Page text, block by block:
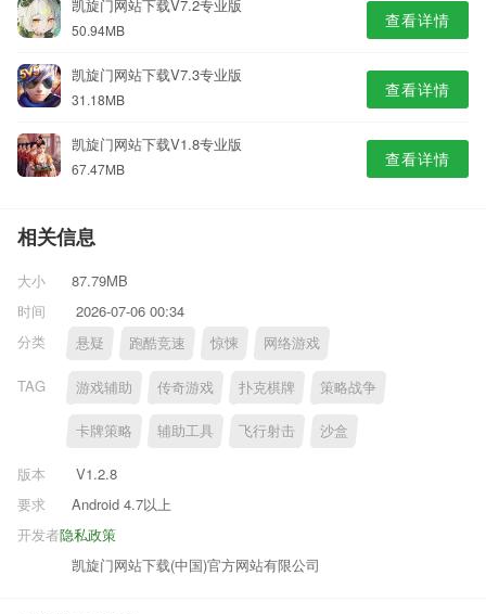
凯旋门网站下载V7.2专业版
50.94MB 查看详情
凯旋门网站下载V7.3专业版
31.18MB 查看详情
凯旋门网站下载V1.8专业版
67.47MB 查看详情
相关信息
大小
87.79MB
时间
2026-07-06 00:34
分类
悬疑 跑酷竞速 惊悚 网络游戏
TAG 游戏辅助 传奇游戏 扑克棋牌 策略战争
卡牌策略 辅助工具 飞行射击 沙盒
版本
V1.2.8
要求
Android 4.7以上
隐私政策
开发者
凯旋门网站下载(中国)官方网站有限公司